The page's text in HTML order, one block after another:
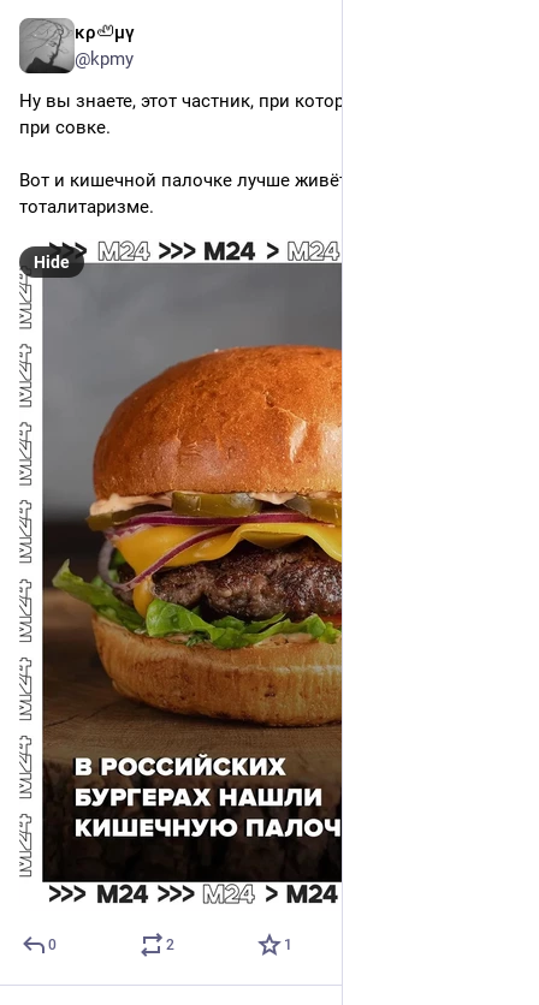
κρ🦥μγ
@kpmy
Ну вы знаете, этот частник, при котором всё лучше, чем
при совке.
Вот и кишечной палочке лучше живётся при буржуйском
тоталитаризме.
Hide
0 2 1